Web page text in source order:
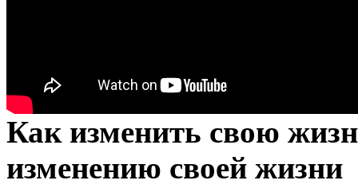
Как изменить свою
изменению своей жизни